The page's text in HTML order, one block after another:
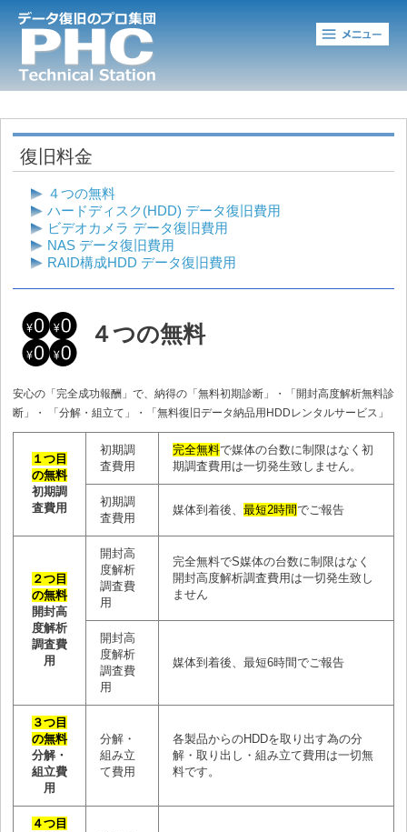
復旧料金
４つの無料
ハードディスク(HDD) データ復旧費用
ビデオカメラ データ復旧費用
NAS データ復旧費用
RAID構成HDD データ復旧費用
４つの無料
安心の「完全成功報酬」で、納得の「無料初期診断」・「開封高度解析無料診
断」・ 「分解・組立て」・「無料復旧データ納品用HDDレンタルサービス」
１つ目
の無料
初期調
査費用
初期調
査費用
完全無料で媒体の台数に制限はなく初
期調査費用は一切発生致しません。
初期調
査費用
媒体到着後、 最短2時間でご報告
２つ目
の無料
開封高
度解析
調査費
用
開封高
度解析
調査費
用
完全無料でS媒体の台数に制限はなく
開封高度解析調査費用は一切発生致し
ません
開封高
度解析
調査費
用
媒体到着後、最短6時間でご報告
３つ目
の無料
分解・
組立費
用
分解・
組み立
て費用
各製品からのHDDを取り出す為の分
解・取り出し・組み立て費用は一切無
料です。
４つ目